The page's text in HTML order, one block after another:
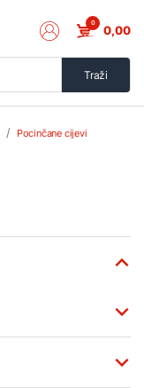
Traži
0 0,00
Pocinčane cijevi